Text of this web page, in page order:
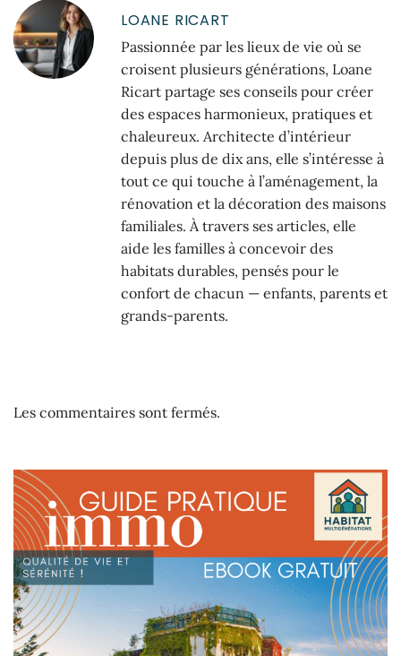
LOANE RICART
Passionnée par les lieux de vie où se
croisent plusieurs générations, Loane
Ricart partage ses conseils pour créer
des espaces harmonieux, pratiques et
chaleureux. Architecte d’intérieur
depuis plus de dix ans, elle s’intéresse à
tout ce qui touche à l’aménagement, la
rénovation et la décoration des maisons
familiales. À travers ses articles, elle
aide les familles à concevoir des
habitats durables, pensés pour le
confort de chacun — enfants, parents et
grands-parents.
Les commentaires sont fermés.